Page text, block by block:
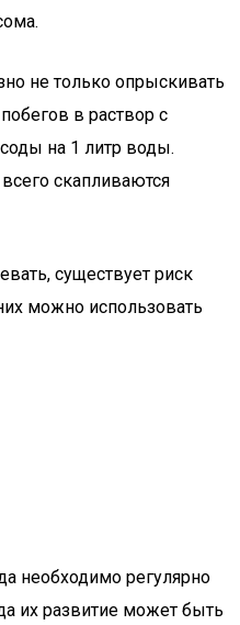
не только опрыскивать
в раствор с
на 1 литр воды.
скапливаются
существует риск
можно использовать
необходимо регулярно
их развитие может быть